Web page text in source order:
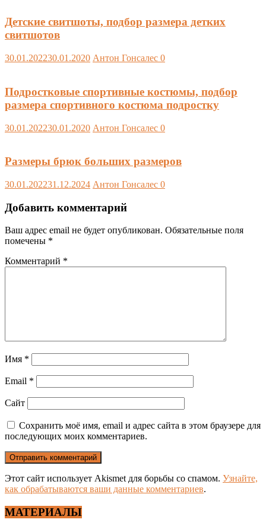
Детские свитшоты, подбор размера детких
свитшотов
30.01.202230.01.2020 Антон Гонсалес 0
Подростковые спортивные костюмы, подбор
размера спортивного костюма подростку
30.01.202230.01.2020 Антон Гонсалес 0
Размеры брюк больших размеров
30.01.202231.12.2024 Антон Гонсалес 0
Добавить комментарий
Ваш адрес email не будет опубликован. Обязательные поля
помечены *
Комментарий *
Имя *
Email *
Сайт
Сохранить моё имя, email и адрес сайта в этом браузере для
последующих моих комментариев.
Этот сайт использует Akismet для борьбы со спамом. Узнайте,
как обрабатываются ваши данные комментариев.
МАТЕРИАЛЫ